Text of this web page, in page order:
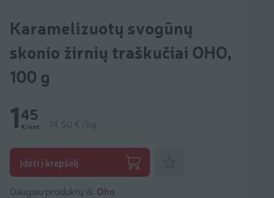
Karamelizuotų svogūnų
skonio žirnių traškučiai OHO,
100 g
145
€/vnt. 14,50 €/kg
Įdėti į krepšelį
Daugiau produktų iš: Oho